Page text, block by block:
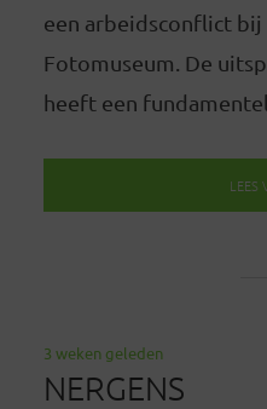
een arbeidsconflict
Fotomuseum. De
heeft een
LEES
3 weken geleden
NERGENS